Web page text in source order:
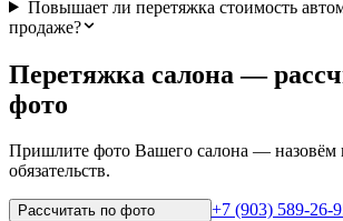
Повышает ли перетяжка стоимость
продаже?
Перетяжка салона —
фото
Пришлите фото Вашего салона — назовём
обязательств.
Рассчитать по фото
+7 (903) 589-26-